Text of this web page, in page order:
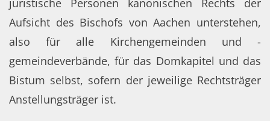
juristische Personen kanonischen Rechts der
Aufsicht des Bischofs von Aachen unterstehen,
also für alle Kirchengemeinden und -
gemeindeverbände, für das Domkapitel und das
Bistum selbst, sofern der jeweilige Rechtsträger
Anstellungsträger ist.